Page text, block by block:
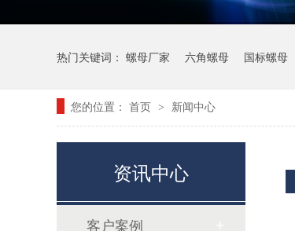
热门关键词： 螺母厂家 六角螺母 国标螺母
您的位置： 首页 > 新闻中心
资讯中心
客户案例